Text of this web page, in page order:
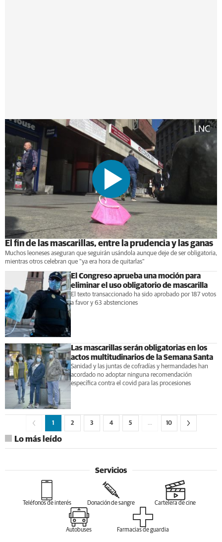
El fin de las mascarillas, entre la prudencia y las ganas
Muchos leoneses aseguran que seguirán usándola aunque deje de ser obligatoria,
mientras otros celebran que "ya era hora de quitarlas"
El Congreso aprueba una moción para
eliminar el uso obligatorio de mascarilla
El texto transaccionado ha sido aprobado por 187 votos
a favor y 63 abstenciones
Las mascarillas serán obligatorias en los
actos multitudinarios de la Semana Santa
Sanidad y las juntas de cofradías y hermandades han
acordado no adoptar ninguna recomendación
específica contra el covid para las procesiones
1 2 3 4 5 … 10
Lo más leído
Servicios
Teléfonos de interés Donación de sangre Cartelera de cine
Autobuses Farmacias de guardia